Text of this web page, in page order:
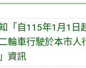
「自115年1月1日
輪車行駛於本市人
資訊